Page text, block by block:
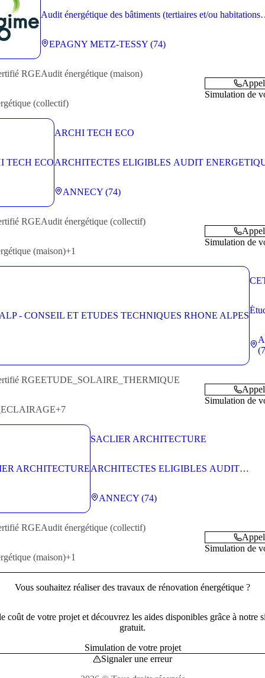
Audit énergétique des bâtiments (tertiaires et/ou habitations
EPAGNY METZ-TESSY (74)
RGEAudit énergétique (maison)
(collectif)
Simulation de
ARCHI TECH ECO
ARCHITECTES ELIGIBLES AUDIT
ANNECY (74)
RGEAudit énergétique (collectif)
(maison)+1
Simulation de
RGEETUDE_SOLAIRE_THERMIQUE
+7
Simulation de
SACLIER ARCHITECTURE
ARCHITECTES ELIGIBLES AUDIT
MONOPROPRIETE (4)
ANNECY (74)
RGEAudit énergétique (collectif)
(maison)+1
Simulation de
Vous souhaitez réaliser des travaux de rénovation énergétique ?
coût de votre projet et découvrez les aides disponibles grâce à notre
gratuit.
Simulation de votre projet
Signaler une erreur